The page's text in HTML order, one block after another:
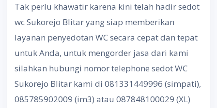
Tak perlu khawatir karena kini telah hadir sedot
wc Sukorejo Blitar yang siap memberikan
layanan penyedotan WC secara cepat dan tepat
untuk Anda, untuk mengorder jasa dari kami
silahkan hubungi nomor telephone sedot WC
Sukorejo Blitar kami di 081331449996 (simpati),
085785902009 (im3) atau 087848100029 (XL)